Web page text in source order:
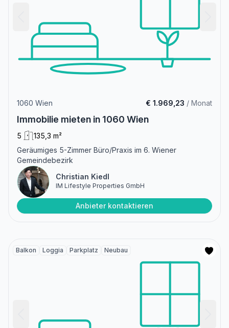
1060 Wien € 1.969,23 / Monat
Immobilie mieten in 1060 Wien
5
135,3 m²
Geräumiges 5-Zimmer Büro/Praxis im 6. Wiener
Gemeindebezirk
Christian Kiedl
IM Lifestyle Properties GmbH
Anbieter kontaktieren
Balkon Loggia Parkplatz Neubau